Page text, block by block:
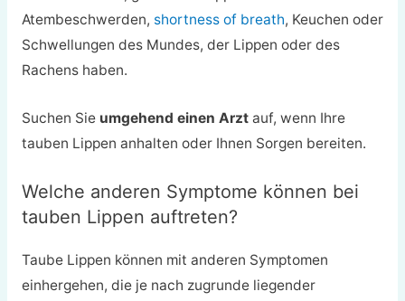
Atembeschwerden, shortness of breath, Keuchen oder
Schwellungen des Mundes, der Lippen oder des
Rachens haben.
Suchen Sie umgehend einen Arztauf, wenn Ihre
tauben Lippen anhalten oder Ihnen Sorgen bereiten.
Welche anderen Symptome können bei
tauben Lippen auftreten?
Taube Lippen können mit anderen Symptomen
einhergehen, die je nach zugrunde liegender